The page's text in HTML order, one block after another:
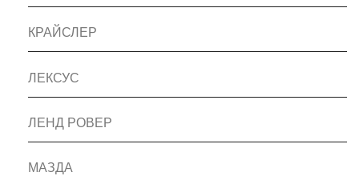
КРАЙСЛЕР
ЛЕКСУС
ЛЕНД РОВЕР
МАЗДА